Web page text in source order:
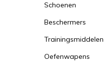
Schoenen
Beschermers
Trainingsmiddelen
Oefenwapens